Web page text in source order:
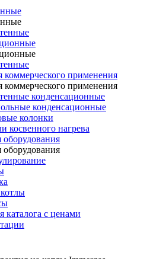
коммерческого применения
коммерческого применения
конденсационные
конденсационные
колонки
косвенного нагрева
оборудования
оборудования
каталога с ценами